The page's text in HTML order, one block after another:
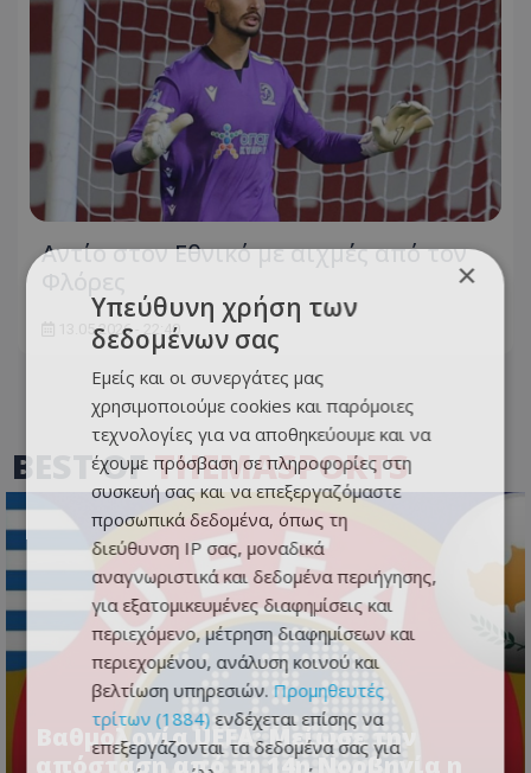
Aντίο στον Εθνικό με αιχμές από τον
13.05.2026 - 22:40
BEST OFTHEMASPORTS
Βαθμολογία UEFA: Μείωσε την
απόσταση από τη 14η Νορβηγία η
×
Υπεύθυνη χρήση των
δεδομένων σας
Εμείς και οι συνεργάτες μας
χρησιμοποιούμε cookies και παρόμοιες
τεχνολογίες για να αποθηκεύουμε και να
έχουμε πρόσβαση σε πληροφορίες στη
συσκευή σας και να επεξεργαζόμαστε
προσωπικά δεδομένα, όπως τη
διεύθυνση IP σας, μοναδικά
αναγνωριστικά και δεδομένα περιήγησης,
για εξατομικευμένες διαφημίσεις και
περιεχόμενο, μέτρηση διαφημίσεων και
περιεχομένου, ανάλυση κοινού και
βελτίωση υπηρεσιών. Προμηθευτές
τρίτων (1884) ενδέχεται επίσης να
επεξεργάζονται τα δεδομένα σας για